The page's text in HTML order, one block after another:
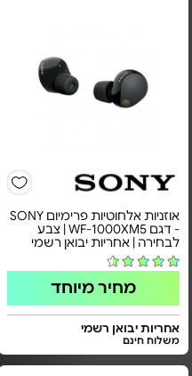
אוזניות אלחוטיות פרימיום SONY
- דגם WF-1000XM5 | צבע
לבחירה | אחריות יבואן רשמי
מחיר מיוחד
אחריות יבואן רשמי
משלוח חינם